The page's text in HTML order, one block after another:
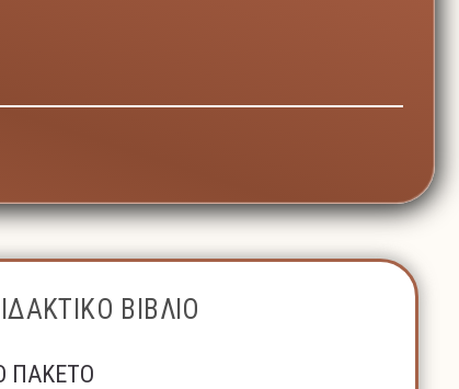
ΒΙΒΛΙΟ
ΠΑΚΕΤΟ